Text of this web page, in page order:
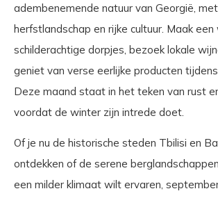
adembenemende natuur van Georgië,
herfstlandschap en rijke cultuur. Maak
schilderachtige dorpjes, bezoek lokale
geniet van verse eerlijke producten
Deze maand staat in het teken van rust
voordat de winter zijn intrede doet.
Of je nu de historische steden Tbilisi en
ontdekken of de serene
een milder klimaat wilt ervaren,